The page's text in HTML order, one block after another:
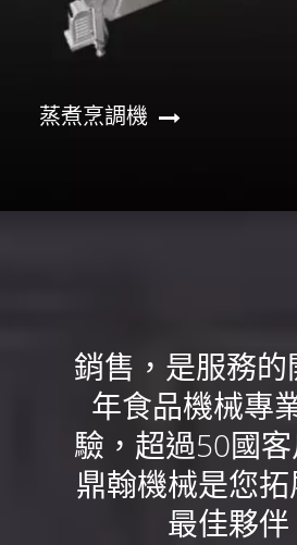
蒸煮烹調機
銷售，是服務
年食品機械專
驗，超過50國客
鼎翰機械是您
最佳夥伴